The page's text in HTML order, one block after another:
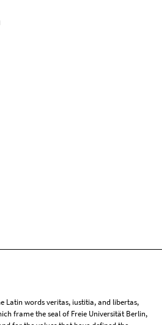
Latin words veritas, iustitia, and libertas,
frame the seal of Freie Universität Berlin,